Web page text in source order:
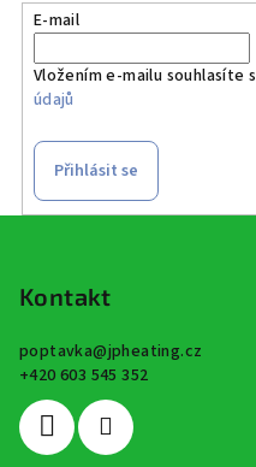
E-mail
Vložením e-mailu souhlasíte s
údajů
Přihlásit se
Kontakt
poptavka@jpheating.cz
+420 603 545 352